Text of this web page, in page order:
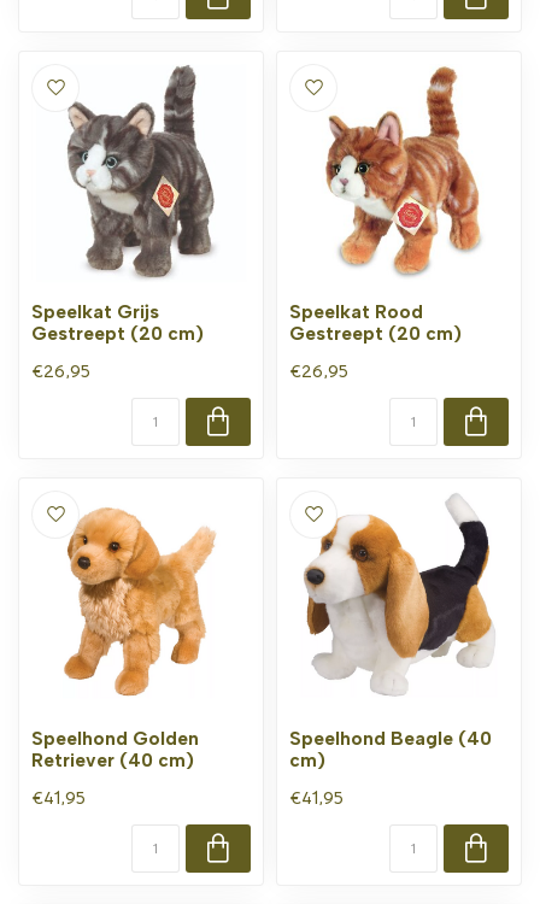
Speelkat Grijs
Gestreept (20 cm)
€26,95
Speelkat Rood
Gestreept (20 cm)
€26,95
Speelhond Golden
Retriever (40 cm)
€41,95
Speelhond Beagle (40
cm)
€41,95